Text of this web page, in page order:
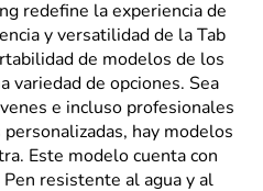
redefine la experiencia de
y versatilidad de la Tab
de modelos de los
variedad de opciones. Sea
e incluso profesionales
hay modelos
Este modelo cuenta con
Pen resistente al agua y al